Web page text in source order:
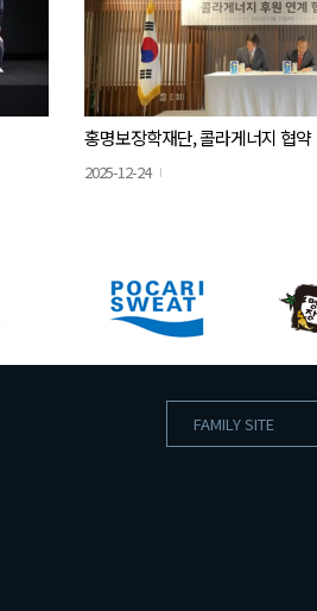
홍명보장학재단, 콜라게너지 협약
2025-12-24